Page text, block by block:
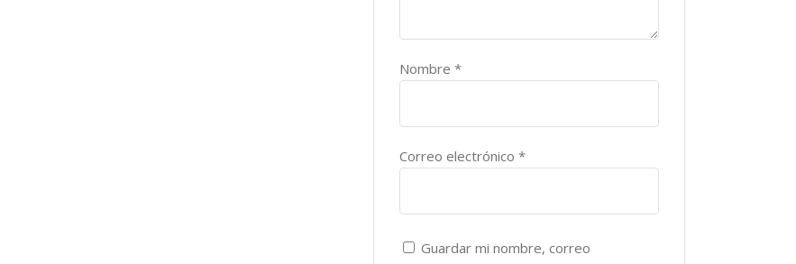
Nombre *
Correo electrónico *
Guardar mi nombre, correo